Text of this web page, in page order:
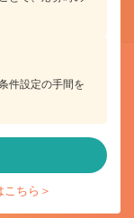
件設定の手間を
ちら＞